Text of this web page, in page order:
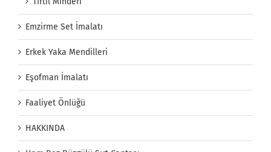
Emzirme Set İmalatı
Erkek Yaka Mendilleri
Eşofman İmalatı
Faaliyet Önlüğü
HAKKINDA